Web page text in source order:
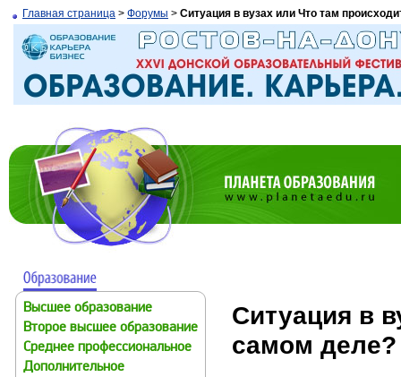
Главная страница > Форумы > Ситуация в вузах или Что там
Высшее образование
Второе высшее образование
Среднее профессиональное
Дополнительное
Ситуация в
самом деле?